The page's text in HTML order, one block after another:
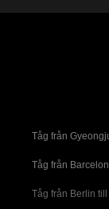
Tåg från
Tåg från
Tåg från Berlin till